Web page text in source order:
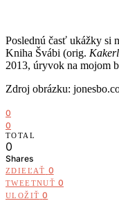
Poslednú časť ukážky si
Kniha Švábi (orig.
2013, úryvok na mojom
Zdroj obrázku:
0
0
TOTAL
0
Shares
ZDIEĽAŤ 0
TWEETNUŤ 0
ULOŽIŤ 0